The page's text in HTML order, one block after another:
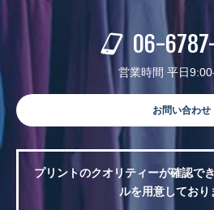
06-
営業時間 平日
お問い合わせ
プリントのクオリティーが確認で
ルを用意しており